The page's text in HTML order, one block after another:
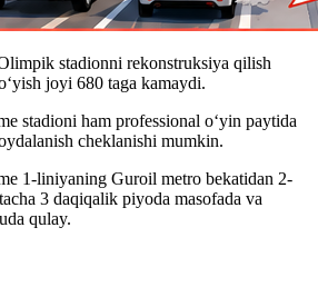
stadionni rekonstruksiya qilish
joyi 680 taga kamaydi.
stadioni ham professional o‘yin paytida
cheklanishi mumkin.
1-liniyaning Guroil metro bekatidan 2-
3 daqiqalik piyoda masofada va
qulay.